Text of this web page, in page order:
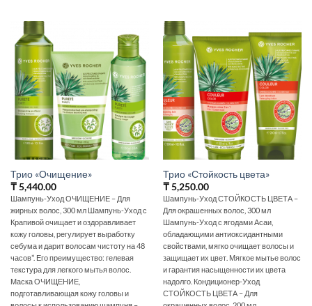
Трио «Очищение»
₸5,440.00
Шампунь-Уход ОЧИЩЕНИЕ – Для
жирных волос, 300 мл Шампунь-Уход с
Крапивой очищает и оздоравливает
кожу головы, регулирует выработку
себума и дарит волосам чистоту на 48
часов*. Его преимущество: гелевая
текстура для легкого мытья волос.
Маска ОЧИЩЕНИЕ,
подготавливающая кожу головы и
Трио «Стойкость цвета»
₸5,250.00
Шампунь-Уход СТОЙКОСТЬ ЦВЕТА –
Для окрашенных волос, 300 мл
Шампунь-Уход с ягодами Асаи,
обладающими антиоксидантными
свойствами, мягко очищает волосы и
защищает их цвет. Мягкое мытье волос
и гарантия насыщенности их цвета
надолго. Кондиционер-Уход
СТОЙКОСТЬ ЦВЕТА – Для